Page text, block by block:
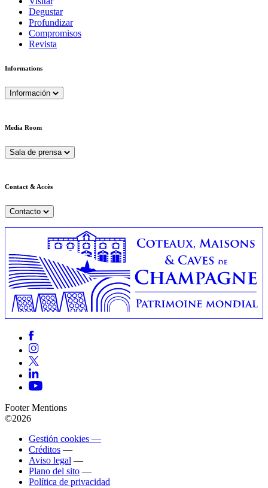
Degustar
Profundizar
Compromisos
Revista
Informations
Información
Media Room
Sala de prensa
Contact & Accès
Contacto
Footer Mentions
©2026
Gestión cookies —
Créditos —
Aviso legal —
Plano del sito —
Política de privacidad